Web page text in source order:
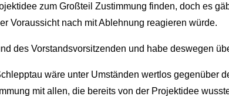
zum Großteil Zustimmung finden, doch es
Voraussicht nach mit Ablehnung reagieren würde.
des Vorstandsvorsitzenden und habe deswegen
wäre unter Umständen wertlos
mit allen, die bereits von der Projektidee